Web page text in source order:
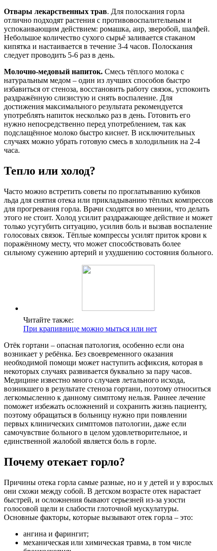
Отвары лекарственных трав. Для полоскания горла
отлично подходят растения с противовоспалительным и
успокаивающим действием: ромашка, аир, зверобой, шалфей.
Небольшое количество сухого сырьё заливается стаканом
кипятка и настаивается в течение 3-4 часов. Полоскания
следует проводить 5-6 раз в день.
Молочно-медовый напиток. Смесь тёплого молока с
натуральным медом – один из лучших способов быстро
избавиться от стеноза, восстановить работу связок, успокоить
раздражённую слизистую и снять воспаление. Для
достижения максимального результата рекомендуется
употреблять напиток несколько раз в день. Готовить его
нужно непосредственно перед употреблением, так как
подслащённое молоко быстро киснет. В исключительных
случаях можно убрать готовую смесь в холодильник на 2-4
часа.
Тепло или холод?
Часто можно встретить советы по проглатыванию кубиков
льда для снятия отека или прикладыванию тёплых компрессов
для прогревания горла. Врачи сходятся во мнении, что делать
этого не стоит. Холод усилит раздражающее действие и может
только усугубить ситуацию, усилив боль и вызвав воспаление
голосовых связок. Тёплые компрессы усилят приток крови к
поражённому месту, что может способствовать более
сильному сужению артерий и ухудшению состояния больного.
Читайте также:
При крапивнице можно мыться или нет
Отёк гортани – опасная патология, особенно если она
возникает у ребёнка. Без своевременного оказания
необходимой помощи может наступить асфиксия, которая в
некоторых случаях развивается буквально за пару часов.
Медицине известно много случаев летального исхода,
возникшего в результате стеноза гортани, поэтому относиться
легкомысленно к данному симптому нельзя. Раннее лечение
поможет избежать осложнений и сохранить жизнь пациенту,
поэтому обращаться в больницу нужно при появлении
первых клинических симптомов патологии, даже если
самочувствие больного в целом удовлетворительное, и
единственной жалобой является боль в горле.
Почему отекает горло?
Причины отека горла самые разные, но и у детей и у взрослых
они схожи между собой. В детском возрасте отек нарастает
быстрей, и осложнения бывают серьезней из-за узости
голосовой щели и слабости глоточной мускулатуры.
Основные факторы, которые вызывают отек горла – это:
ангина и фарингит;
механическая или химическая травма, в том числе